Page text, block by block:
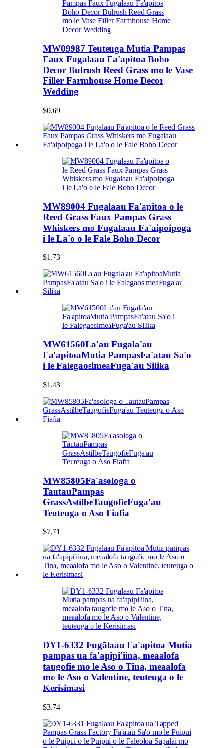
MW09987 Teuteuga Mutia Pampas
Faux Fugalaau Fa'apitoa Boho
Decor Bulrush Reed Grass mo le Vase
Filler Farmhouse Home Decor
Wedding
$0.69
MW89004 Fugalaau Fa'apitoa o le
Reed Grass Faux Pampas Grass
Whiskers mo Fugalaau Fa'aipoipoga
i le La'o o le Fale Boho Decor
$1.73
MW61560La'au Fugala'au
Fa'apitoaMutia PampasFa'atau Sa'o
i le FalegaosimeaFuga'au Silika
$1.43
MW85805Fa'asologa o
TautauPampas
GrassAstilbeTaugofieFuga'au
Teuteuga o Aso Fiafia
$7.71
DY1-6332 Fugālaau Fa'apitoa Mutia
pampas ua fa'apipi'iina, meaalofa
taugofie mo le Aso o Tina, meaalofa
mo le Aso o Valentine, teuteuga o le
Kerisimasi
$3.74